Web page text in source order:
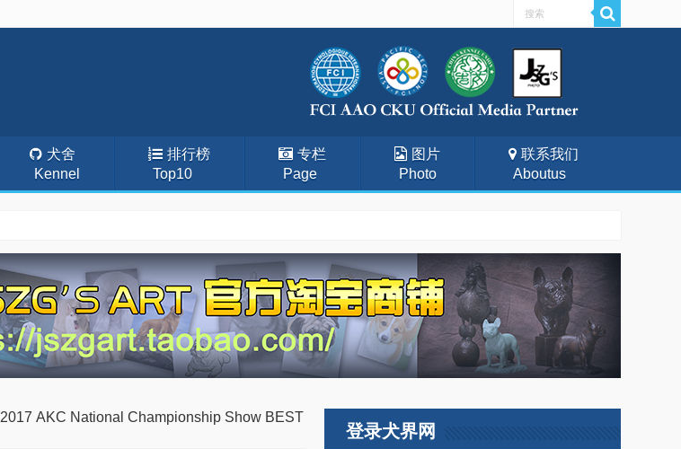
犬舍
Kennel
排行榜
Top10
专栏
Page
图片
Photo
联系我们
Aboutus
AKC National Championship Show BEST
登录犬界网